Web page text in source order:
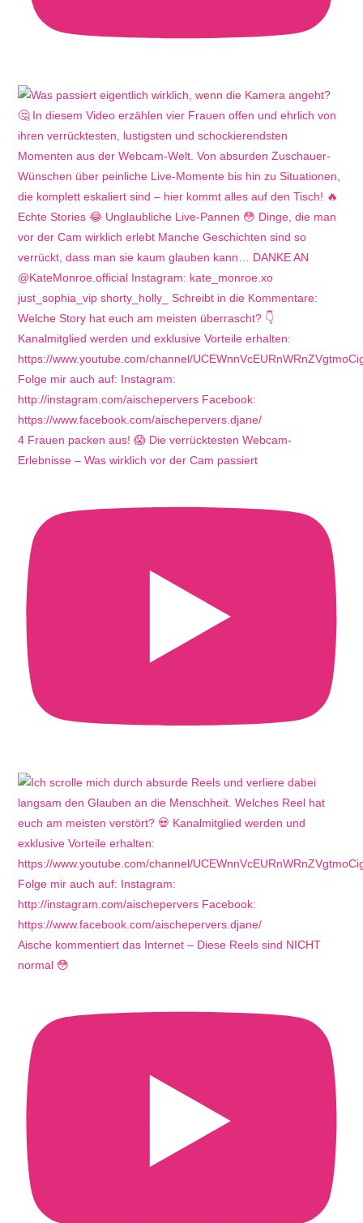
4 Frauen packen aus! 😱 Die verrücktesten Webcam-
Erlebnisse – Was wirklich vor der Cam passiert
Aische kommentiert das Internet – Diese Reels sind NICHT
normal 😳